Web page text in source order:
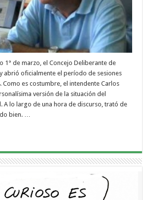
1° de marzo, el Concejo Deliberante de
abrió oficialmente el período de sesiones
Como es costumbre, el intendente Carlos
versión de la situación del
A lo largo de una hora de discurso, trató de
bien. …